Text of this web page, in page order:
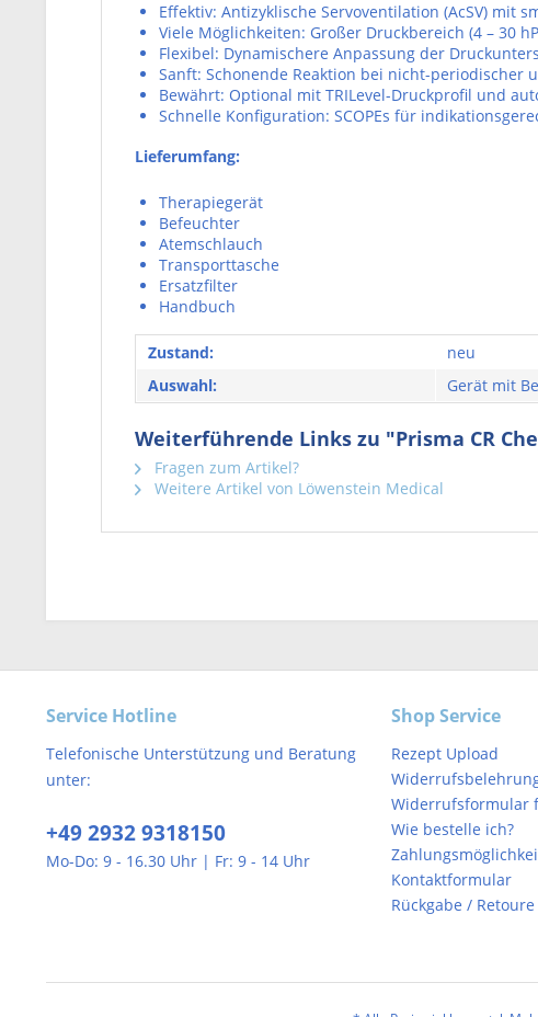
Effektiv: Antizyklische Servoventilation (AcSV)
Viele Möglichkeiten: Großer Druckbereich (4 – 30
Flexibel: Dynamischere Anpassung der
Sanft: Schonende Reaktion bei nicht-periodischer
Bewährt: Optional mit TRILevel-Druckprofil und
Schnelle Konfiguration: SCOPEs für
Lieferumfang:
Therapiegerät
Befeuchter
Atemschlauch
Transporttasche
Ersatzfilter
Handbuch
Zustand:
neu
Auswahl:
Gerät mit
Weiterführende Links zu "Prisma CR
Fragen zum Artikel?
Weitere Artikel von Löwenstein Medical
Service Hotline
Telefonische Unterstützung und Beratung
unter:
+49 2932 9318150
Mo-Do: 9 - 16.30 Uhr | Fr: 9 - 14 Uhr
Shop Service
Rezept Upload
Widerrufsformular
Wie bestelle ich?
Kontaktformular
Rückgabe / Retoure